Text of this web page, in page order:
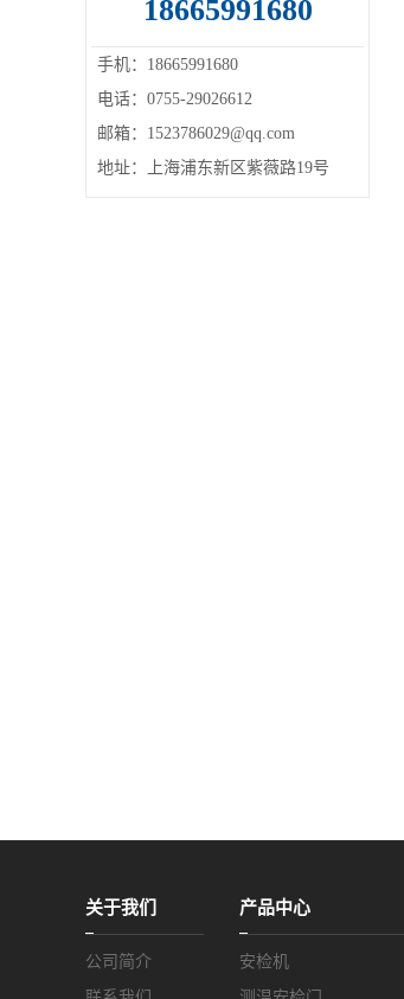
18665991680
手机：18665991680
电话：0755-29026612
邮箱：1523786029@qq.com
地址：上海浦东新区紫薇路19号
关于我们
公司简介
产品中心
安检机